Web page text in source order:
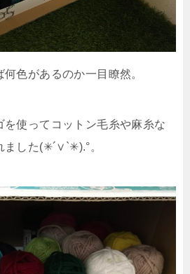
色があるのか一目瞭然。
を使ってコットン毛糸や麻糸な
ました(✳︎´∨︎`✳︎).°。